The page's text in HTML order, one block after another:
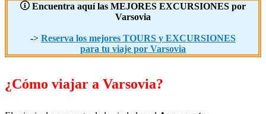
Encuentra aquí las MEJORES EXCURSIONES por
Varsovia
-> Reserva los mejores TOURS y EXCURSIONES
para tu viaje por Varsovia
¿Cómo viajar a Varsovia?